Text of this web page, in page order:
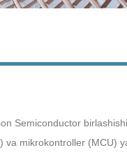
Semiconductor
mikrokontroller (MCU)